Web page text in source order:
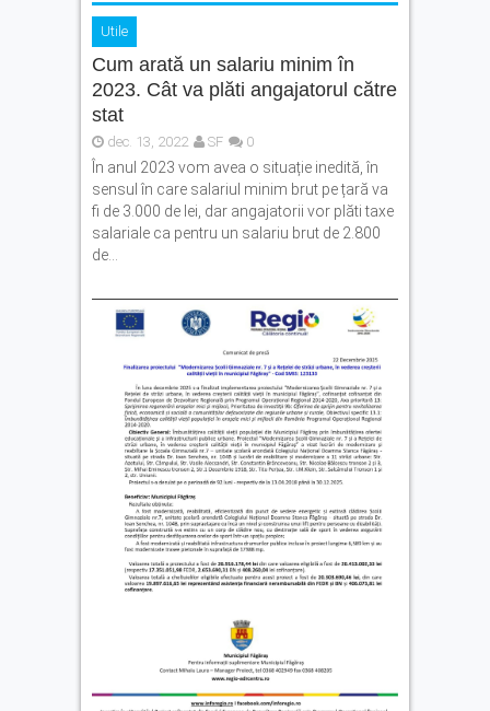
înainte de premiera în
Ce facem în weekend la
Făgăraș? Muzică live, anii
’90 și distracție
Fonduri europene pentru
Eveniment dedicat celor care
vor să își transforme ideile
în proiecte
se aplică
Utile
Cum arată un salariu minim în
2023. Cât va plăti angajatorul către
stat
dec. 13, 2022 SF 0
În anul 2023 vom avea o situație inedită, în
sensul în care salariul minim brut pe țară va
fi de 3.000 de lei, dar angajatorii vor plăti taxe
salariale ca pentru un salariu brut de 2.800
de...